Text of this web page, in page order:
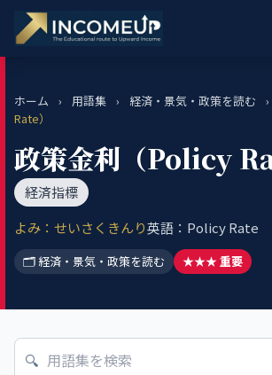
ホーム › 用語集 › 経済・景気・政策を読む ›
Rate）
政策金利（Policy
経済指標
よみ：せいさくきんり英語：Policy Rate
🗂 経済・景気・政策を読む ★★★ 重要
🔍